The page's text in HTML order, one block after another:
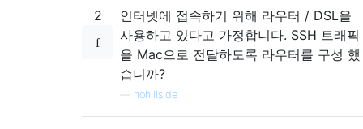
2
인터넷에 접속하기 위해 라우터 / DSL을
사용하고 있다고 가정합니다. SSH 트래픽
을 Mac으로 전달하도록 라우터를 구성 했
습니까?
nohillside